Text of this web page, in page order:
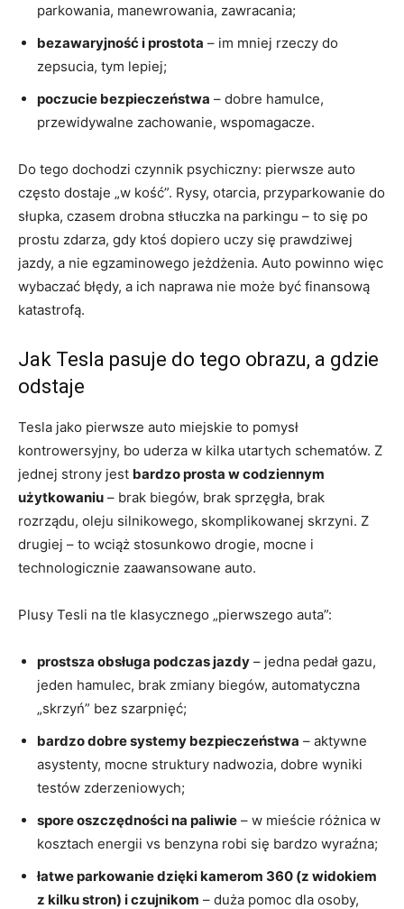
parkowania, manewrowania, zawracania;
bezawaryjność i prostota – im mniej rzeczy do
zepsucia, tym lepiej;
poczucie bezpieczeństwa – dobre hamulce,
przewidywalne zachowanie, wspomagacze.
Do tego dochodzi czynnik psychiczny: pierwsze auto
często dostaje „w kość”. Rysy, otarcia, przyparkowanie do
słupka, czasem drobna stłuczka na parkingu – to się po
prostu zdarza, gdy ktoś dopiero uczy się prawdziwej
jazdy, a nie egzaminowego jeżdżenia. Auto powinno więc
wybaczać błędy, a ich naprawa nie może być finansową
katastrofą.
Jak Tesla pasuje do tego obrazu, a gdzie
odstaje
Tesla jako pierwsze auto miejskie to pomysł
kontrowersyjny, bo uderza w kilka utartych schematów. Z
jednej strony jest bardzo prosta w codziennym
użytkowaniu – brak biegów, brak sprzęgła, brak
rozrządu, oleju silnikowego, skomplikowanej skrzyni. Z
drugiej – to wciąż stosunkowo drogie, mocne i
technologicznie zaawansowane auto.
Plusy Tesli na tle klasycznego „pierwszego auta”:
prostsza obsługa podczas jazdy – jedna pedał gazu,
jeden hamulec, brak zmiany biegów, automatyczna
„skrzyń” bez szarpnięć;
bardzo dobre systemy bezpieczeństwa – aktywne
asystenty, mocne struktury nadwozia, dobre wyniki
testów zderzeniowych;
spore oszczędności na paliwie – w mieście różnica w
kosztach energii vs benzyna robi się bardzo wyraźna;
łatwe parkowanie dzięki kamerom 360 (z widokiem
z kilku stron) i czujnikom – duża pomoc dla osoby,